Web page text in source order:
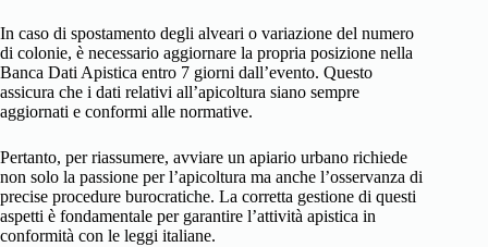
In caso di spostamento degli alveari o variazione del numero
di colonie, è necessario aggiornare la propria posizione nella
Banca Dati Apistica entro 7 giorni dall’evento. Questo
assicura che i dati relativi all’apicoltura siano sempre
aggiornati e conformi alle normative.
Pertanto, per riassumere, avviare un apiario urbano richiede
non solo la passione per l’apicoltura ma anche l’osservanza di
precise procedure burocratiche. La corretta gestione di questi
aspetti è fondamentale per garantire l’attività apistica in
conformità con le leggi italiane.